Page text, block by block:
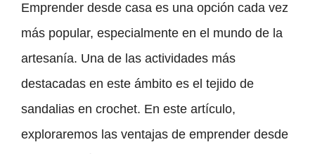
Emprender desde casa es una opción cada vez
más popular, especialmente en el mundo de la
artesanía. Una de las actividades más
destacadas en este ámbito es el tejido de
sandalias en crochet. En este artículo,
exploraremos las ventajas de emprender desde